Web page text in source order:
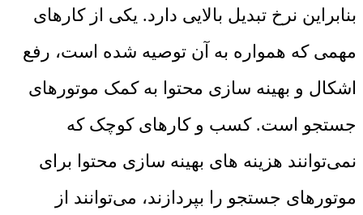
بنابراین نرخ تبدیل بالایی دارد. یکی از کارهای
مهمی که همواره به آن توصیه شده است، رفع
اشکال و بهینه سازی محتوا به کمک موتورهای
جستجو است. کسب و کارهای کوچک که
نمی‌توانند هزینه های بهینه سازی محتوا برای
موتورهای جستجو را بپردازند، می‌توانند از